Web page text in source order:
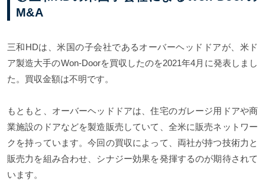
M&A
三和HDは、米国の子会社であるオーバーヘッドドアが、米ド
ア製造大手のWon-Doorを買収したのを2021年4月に発表しまし
た。買収金額は不明です。
もともと、オーバーヘッドドアは、住宅のガレージ用ドアや商
業施設のドアなどを製造販売していて、全米に販売ネットワー
クを持っています。今回の買収によって、両社が持つ技術力と
販売力を組み合わせ、シナジー効果を発揮するのが期待されて
います。